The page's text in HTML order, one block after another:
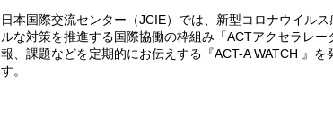
日本国際交流センター（JCIE）では、新型コロナウイル
ルな対策を推進する国際協働の枠組み「ACTアクセラレ
報、課題などを定期的にお伝えする『ACT-A WATCH 』
す。